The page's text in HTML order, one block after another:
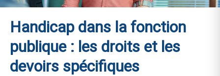
Handicap dans la fonction
publique : les droits et les
devoirs spécifiques